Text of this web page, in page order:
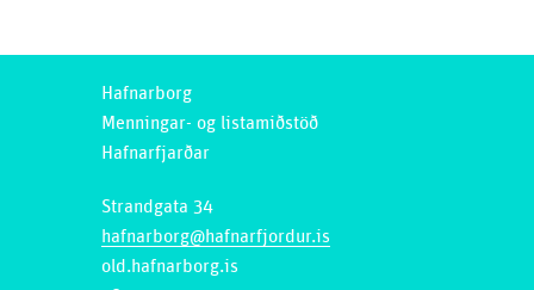
Hafnarborg
Menningar- og listamiðstöð
Hafnarfjarðar
Strandgata 34
hafnarborg@hafnarfjordur.is
old.hafnarborg.is